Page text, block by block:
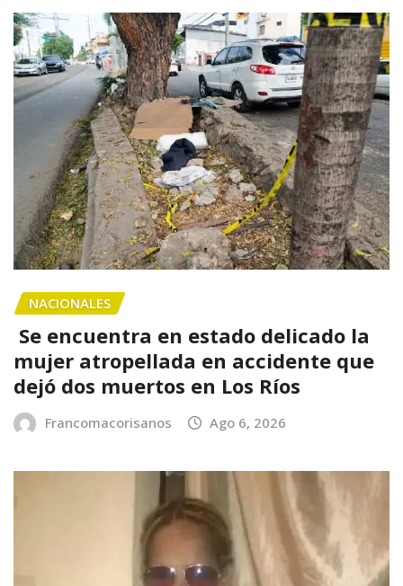
NACIONALES
Se encuentra en estado delicado la
mujer atropellada en accidente que
dejó dos muertos en Los Ríos
Francomacorisanos Ago 6, 2026